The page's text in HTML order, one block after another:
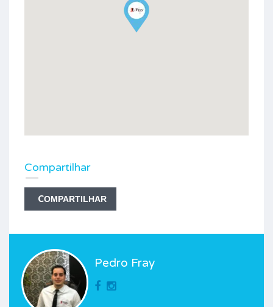
Compartilhar
COMPARTILHAR
Pedro Fray